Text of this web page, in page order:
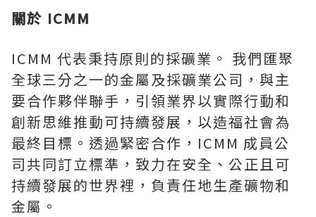
關於 ICMM
ICMM 代表秉持原則的採礦業。 我們匯聚
全球三分之一的金屬及採礦業公司，與主
要合作夥伴聯手，引領業界以實際行動和
創新思維推動可持續發展，以造福社會為
最終目標。透過緊密合作，ICMM 成員公
司共同訂立標準，致力在安全、公正且可
持續發展的世界裡，負責任地生產礦物和
金屬。